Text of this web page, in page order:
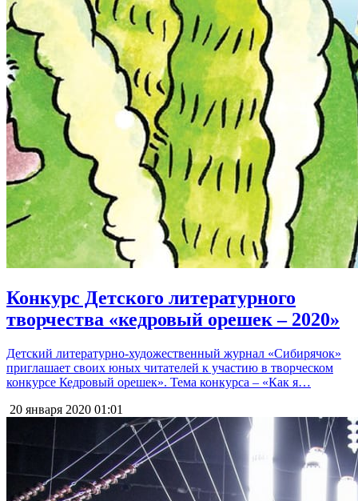
Конкурс Детского литературного
творчества «кедровый орешек – 2020»
Детский литературно-художественный журнал «Сибирячок»
приглашает своих юных читателей к участию в творческом
конкурсе Кедровый орешек». Тема конкурса – «Как я…
20 января 2020 01:01